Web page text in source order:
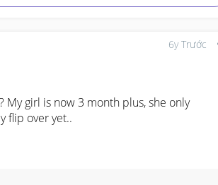
6y Trước
girl is now 3 month plus, she only
flip over yet..